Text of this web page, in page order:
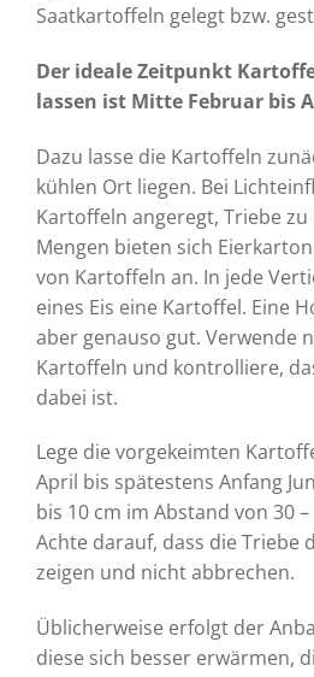
Saatkartoffeln gelegt bzw.
Der ideale Zeitpunkt
lassen ist Mitte Februar bis
Dazu lasse die Kartoffeln
kühlen Ort liegen. Bei
Kartoffeln angeregt, Triebe
Mengen bieten sich
von Kartoffeln an. In jede
eines Eis eine Kartoffel. Eine
aber genauso gut. Verwende
Kartoffeln und kontrolliere,
dabei ist.
Lege die vorgekeimten
April bis spätestens Anfang
bis 10 cm im Abstand von 30
Achte darauf, dass die Triebe
zeigen und nicht abbrechen.
Üblicherweise erfolgt der
diese sich besser erwärmen,